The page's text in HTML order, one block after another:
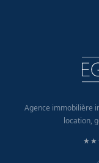
Agence immobilière
location,